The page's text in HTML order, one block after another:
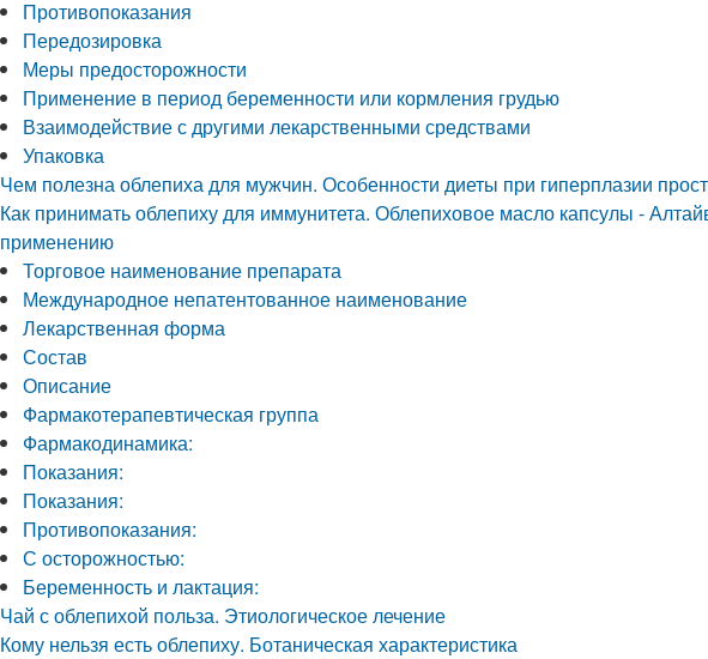
Противопоказания
Передозировка
Меры предосторожности
Применение в период беременности или кормления грудью
Взаимодействие с другими лекарственными средствами
Упаковка
Чем полезна облепиха для мужчин. Особенности диеты при гиперплазии
Как принимать облепиху для иммунитета. Облепиховое масло капсулы -
применению
Торговое наименование препарата
Международное непатентованное наименование
Лекарственная форма
Состав
Описание
Фармакотерапевтическая группа
Фармакодинамика:
Показания:
Показания:
Противопоказания:
С осторожностью:
Беременность и лактация:
Чай с облепихой польза. Этиологическое лечение
Кому нельзя есть облепиху. Ботаническая характеристика